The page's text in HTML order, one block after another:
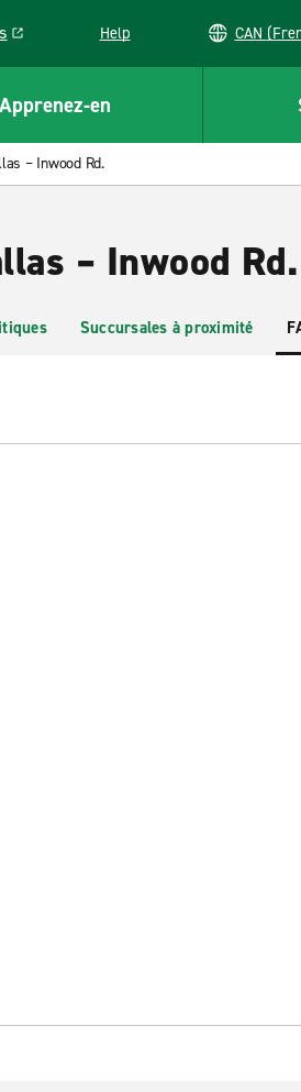
in a new window
Help CAN
Apprenez-en
– Inwood Rd.
– Inwood Rd.
Succursales à proximité